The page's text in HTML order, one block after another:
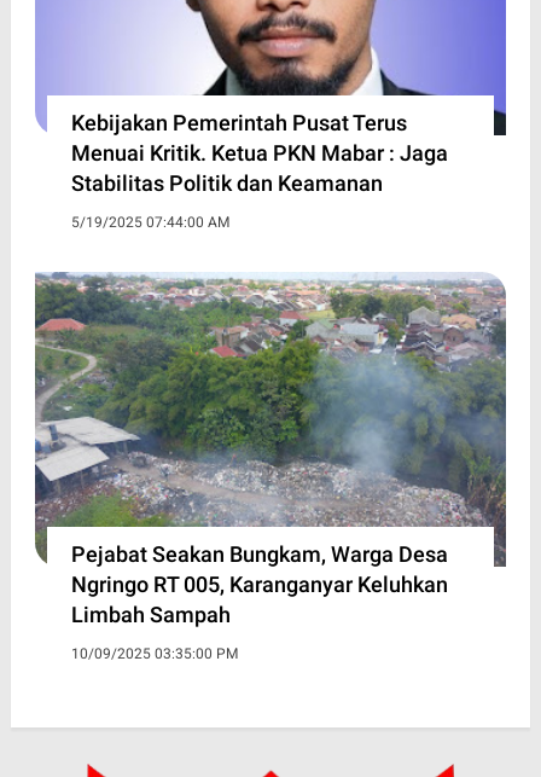
Kebijakan Pemerintah Pusat Terus
Menuai Kritik. Ketua PKN Mabar : Jaga
Stabilitas Politik dan Keamanan
5/19/2025 07:44:00 AM
Pejabat Seakan Bungkam, Warga Desa
Ngringo RT 005, Karanganyar Keluhkan
Limbah Sampah
10/09/2025 03:35:00 PM